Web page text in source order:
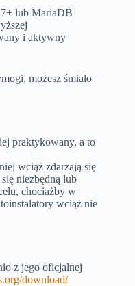
lub MariaDB
i aktywny
możesz śmiało
praktykowany, a to
wciąż zdarzają się
niezbędną lub
chociażby w
wciąż nie
z jego oficjalnej
download/